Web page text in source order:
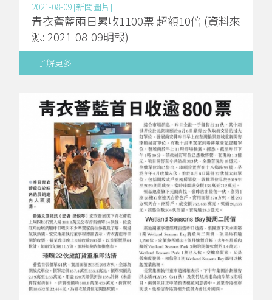
2021-08-09 [新聞圖片]
青衣薈藍兩日累收1100票 超額10倍 (資料來
源: 2021-08-09明報)
了解更多